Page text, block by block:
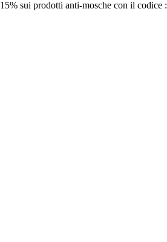
15% sui prodotti anti-mosche con il codice :